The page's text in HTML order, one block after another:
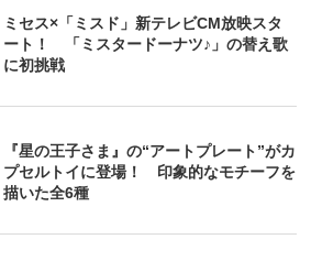
ミセス×「ミスド」新テレビCM放映スタ
ート！ 「ミスタードーナツ♪」の替え歌
に初挑戦
『星の王子さま』の“アートプレート”がカ
プセルトイに登場！ 印象的なモチーフを
描いた全6種